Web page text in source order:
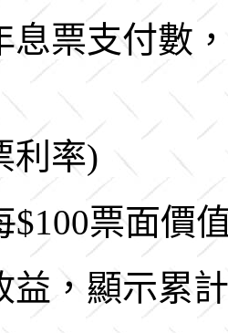
息票支付數
利率)
$100票面價
益，顯示累